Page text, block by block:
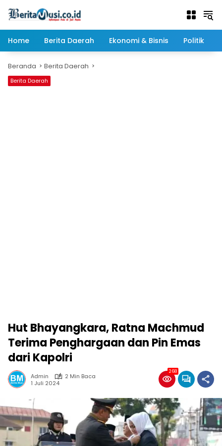
Home
Berita Daerah Ekonomi & Bisnis Politik
Beranda Berita Daerah
Berita Daerah
Hut Bhayangkara, Ratna Machmud
Terima Penghargaan dan Pin Emas
dari Kapolri
Admin
2 Min Baca
1 Juli 2024
268